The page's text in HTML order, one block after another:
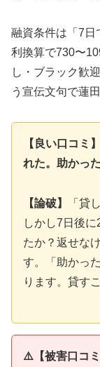
融資条件は「7日
利換算で730〜
し・ブラック歓
う宣伝文句で蓮
【良い口コミ
れた。助かった
【論破】
「貸
しかし7日後
たか？返せな
す。「助かっ
ります。貸す
⚠️【被害口コミ